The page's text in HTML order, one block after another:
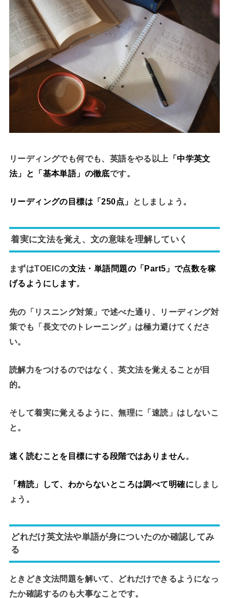
リーディングでも何でも、英語をやる以上 「中学英文
法」と「基本単語」の徹底です。
リーディングの目標は「250点」 としましょう。
着実に文法を覚え、文の意味を理解していく
まずはTOEICの文法・単語問題の「Part5」で点数を稼
げるようにします。
先の「リスニング対策」で述べた通り、
リーディング対
策でも「長文でのトレーニング」は極力避けてくださ
い。
読解力をつけるのではなく、英文法を覚えることが目
的。
そして着実に覚えるように、無理に「速読」はしないこ
と。
速く読むことを目標にする段階ではありません。
「精読」して、わからないところは調べて明確に しまし
ょう。
どれだけ英文法や単語が身についたのか確認してみ
る
ときどき文法問題を解いて、どれだけできるようになっ
たか確認するのも大事なことです。